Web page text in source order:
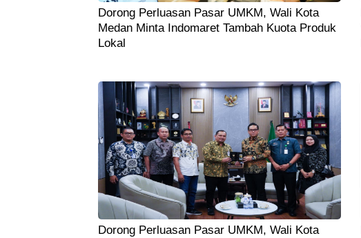
Dorong Perluasan Pasar UMKM, Wali Kota
Medan Minta Indomaret Tambah Kuota Produk
Lokal
Dorong Perluasan Pasar UMKM, Wali Kota